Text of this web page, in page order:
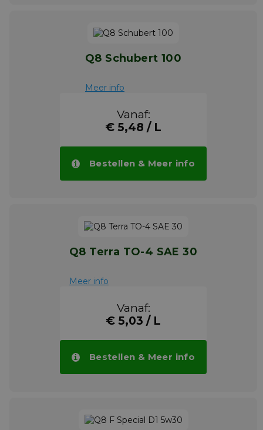
Q8 Schubert 100
Meer info
Vanaf:
€ 5,48 / L
Bestellen & Meer info
Q8 Terra TO-4 SAE 30
Meer info
Vanaf:
€ 5,03 / L
Bestellen & Meer info